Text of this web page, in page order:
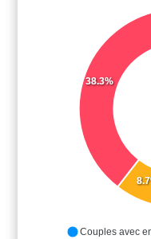
38.3%
Couples avec